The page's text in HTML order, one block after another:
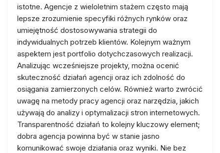
istotne. Agencje z wieloletnim stażem często mają
lepsze zrozumienie specyfiki różnych rynków oraz
umiejętność dostosowywania strategii do
indywidualnych potrzeb klientów. Kolejnym ważnym
aspektem jest portfolio dotychczasowych realizacji.
Analizując wcześniejsze projekty, można ocenić
skuteczność działań agencji oraz ich zdolność do
osiągania zamierzonych celów. Również warto zwrócić
uwagę na metody pracy agencji oraz narzędzia, jakich
używają do analizy i optymalizacji stron internetowych.
Transparentność działań to kolejny kluczowy element;
dobra agencja powinna być w stanie jasno
komunikować swoje działania oraz wyniki. Nie bez